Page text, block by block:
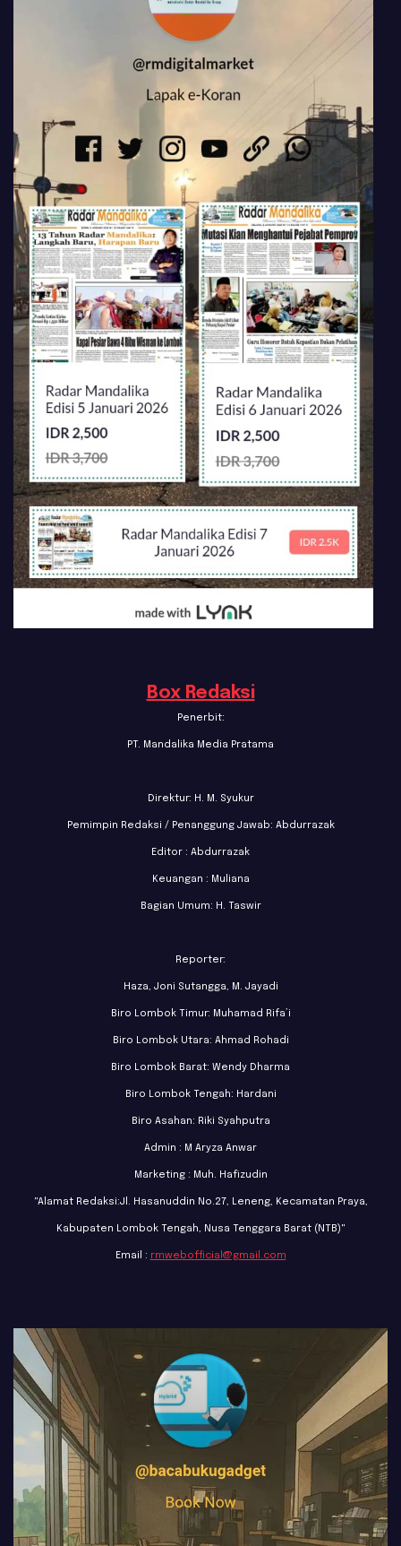
Box Redaksi
Penerbit:
PT. Mandalika Media Pratama
Direktur: H. M. Syukur
Pemimpin Redaksi / Penanggung Jawab: Abdurrazak
Editor : Abdurrazak
Keuangan : Muliana
Bagian Umum: H. Taswir
Reporter:
Haza, Joni Sutangga, M. Jayadi
Biro Lombok Timur: Muhamad Rifa’i
Biro Lombok Utara: Ahmad Rohadi
Biro Lombok Barat: Wendy Dharma
Biro Lombok Tengah: Hardani
Biro Asahan: Riki Syahputra
Admin : M Aryza Anwar
Marketing : Muh. Hafizudin
"Alamat Redaksi:Jl. Hasanuddin No.27, Leneng, Kecamatan Praya,
Kabupaten Lombok Tengah, Nusa Tenggara Barat (NTB)"
Email : rmwebofficial@gmail.com